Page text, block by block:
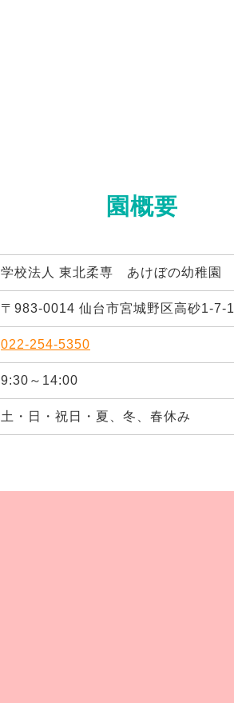
園概要
学校法人 東北柔専 あけぼの幼稚園
〒983-0014 仙台市宮城野区高砂1-7-1
022-254-5350
9:30～14:00
土・日・祝日・夏、冬、春休み